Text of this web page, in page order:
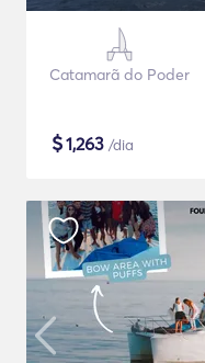
Catamarã do Poder
$1,263 /dia